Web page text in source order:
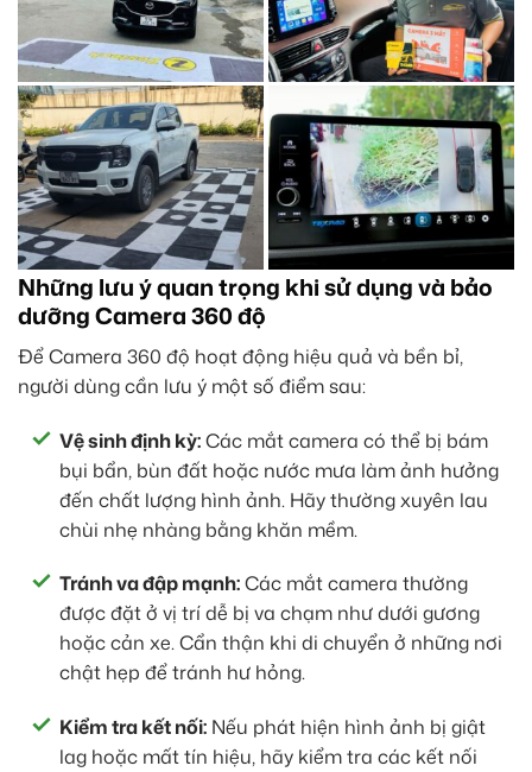
Những lưu ý quan trọng khi sử dụng và bảo
dưỡng Camera 360 độ
Để Camera 360 độ hoạt động hiệu quả và bền bỉ,
người dùng cần lưu ý một số điểm sau:
Vệ sinh định kỳ:Các mắt camera có thể bị bám
bụi bẩn, bùn đất hoặc nước mưa làm ảnh hưởng
đến chất lượng hình ảnh. Hãy thường xuyên lau
chùi nhẹ nhàng bằng khăn mềm.
Tránh va đập mạnh:Các mắt camera thường
được đặt ở vị trí dễ bị va chạm như dưới gương
hoặc cản xe. Cẩn thận khi di chuyển ở những nơi
chật hẹp để tránh hư hỏng.
Kiểm tra kết nối: Nếu phát hiện hình ảnh bị giật
lag hoặc mất tín hiệu, hãy kiểm tra các kết nối